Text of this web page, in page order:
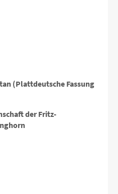
(Plattdeutsche Fassung
der Fritz-